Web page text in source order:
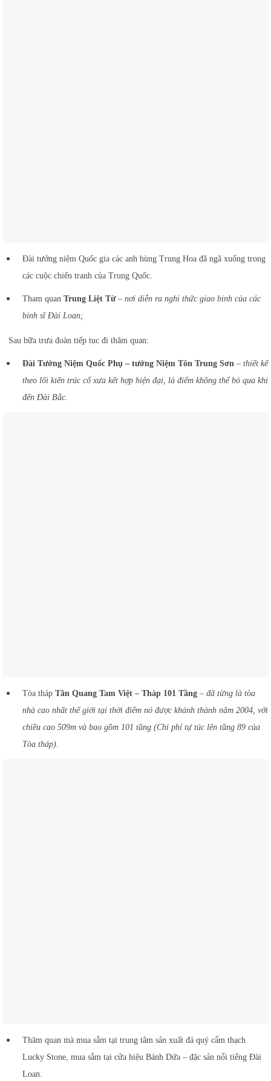
Đài tưởng niệm Quốc gia các anh hùng Trung Hoa đã ngã xuống trong
các cuộc chiến tranh của Trung Quốc.
Tham quan Trung Liệt Từ– nơi diễn ra nghi thức giao binh của các
binh sĩ Đài Loan;
Sau bữa trưa đoàn tiếp tục đi thăm quan:
Đài Tưởng Niệm Quốc Phụ – tưởng Niệm Tôn Trung Sơn– thiết kế
theo lối kiến trúc cổ xưa kết hợp hiện đại, là điểm không thể bỏ qua khi
đến Đài Bắc.
Tòa tháp Tân Quang Tam Việt – Tháp 101 Tầng– đã từng là tòa
nhà cao nhất thế giới tại thời điểm nó được khánh thành năm 2004, với
chiều cao 509m và bao gồm 101 tầng (Chi phí tự túc lên tầng 89 của
Tòa tháp).
Thăm quan mà mua sắm tại trung tâm sản xuất đá quý cẩm thạch
Lucky Stone, mua sắm tại cửa hiệu Bánh Dứa – đặc sản nổi tiếng Đài
Loan.